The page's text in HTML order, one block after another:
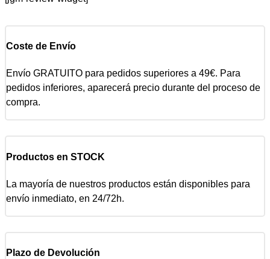
Coste de Envío
Envío GRATUITO para pedidos superiores a 49€. Para
pedidos inferiores, aparecerá precio durante del proceso de
compra.
Productos en STOCK
La mayoría de nuestros productos están disponibles para
envío inmediato, en 24/72h.
Plazo de Devolución